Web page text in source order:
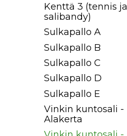
Kenttä 3 (tennis ja
salibandy)
Sulkapallo A
Sulkapallo B
Sulkapallo C
Sulkapallo D
Sulkapallo E
Vinkin kuntosali -
Alakerta